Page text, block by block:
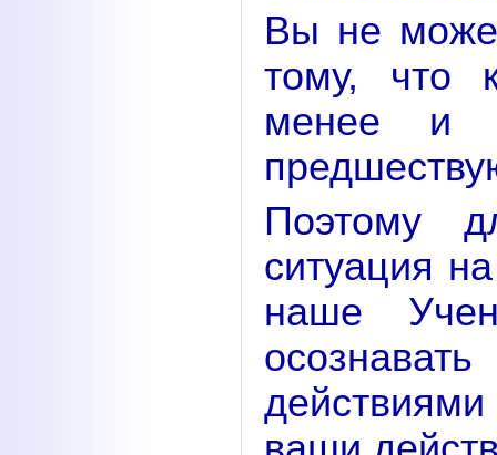
Вы не
тому, что
менее и
Поэтому
ситуация
наше